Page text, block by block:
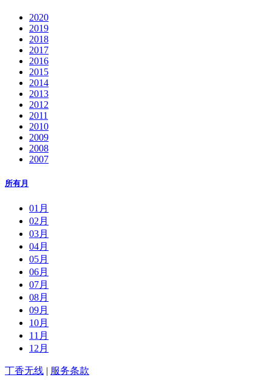
2020
2019
2018
2017
2016
2015
2014
2013
2012
2011
2010
2009
2008
2007
所有月
01月
02月
03月
04月
05月
06月
07月
08月
09月
10月
11月
12月
丁香无线 服务条款